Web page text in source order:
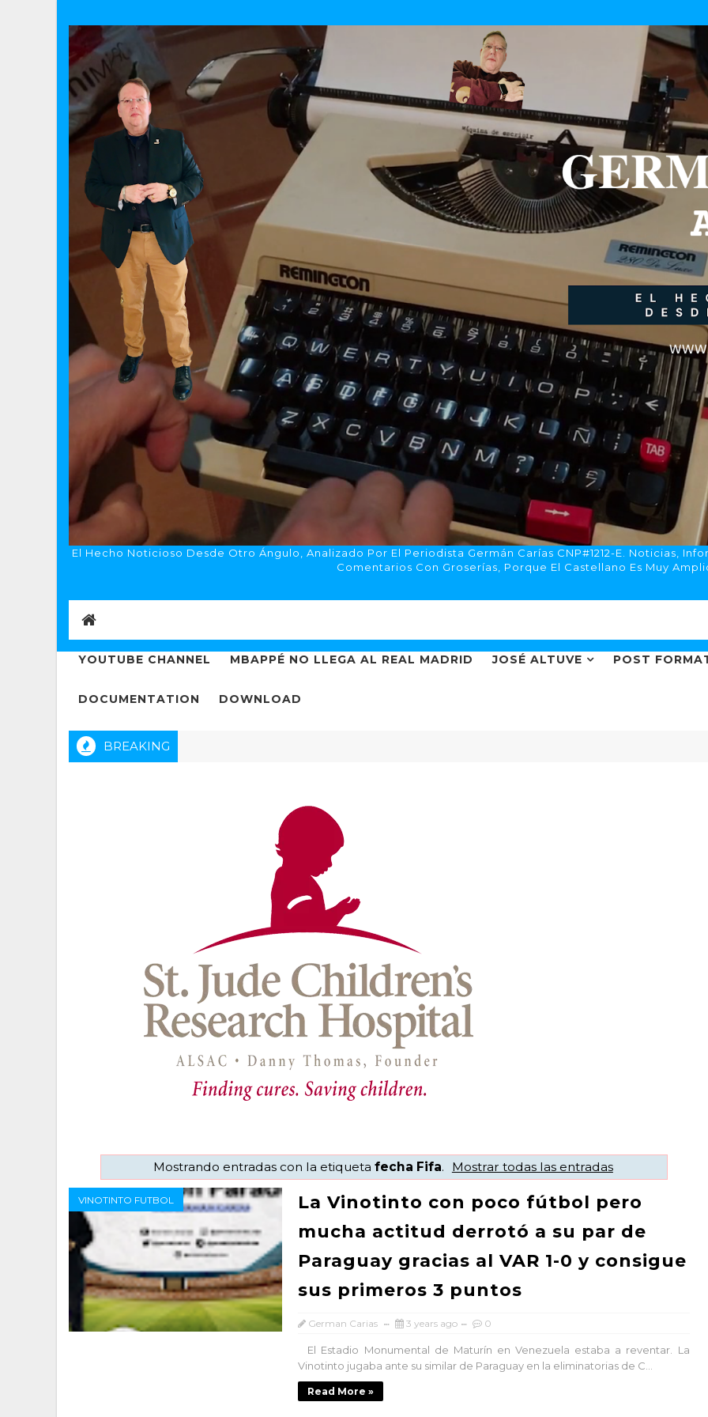
El Hecho Noticioso Desde Otro Ángulo, Analizado Por El Periodista Germán Carías CNP#1212-E. Noticias,
Comentarios Con Groserías, Porque El Castellano Es Muy
YOUTUBE CHANNEL MBAPPÉ NO LLEGA AL REAL MADRID JOSÉ ALTUVE POST
DOCUMENTATION DOWNLOAD
BREAKING
Mostrando entradas con la etiqueta fecha Fifa. Mostrar todas las entradas
VINOTINTO FUTBOL
La Vinotinto con poco fútbol pero
mucha actitud derrotó a su par de
Paraguay gracias al VAR 1-0 y consigue
sus primeros 3 puntos
German Carias 3 years ago 0
El Estadio Monumental de Maturín en Venezuela estaba a reventar. La
Vinotinto jugaba ante su similar de Paraguay en la eliminatorias de C...
Read More »